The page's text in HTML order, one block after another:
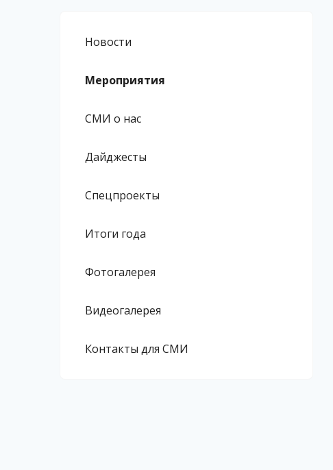
Новости
Мероприятия
СМИ о нас
Дайджесты
Спецпроекты
Итоги года
Фотогалерея
Видеогалерея
Контакты для СМИ